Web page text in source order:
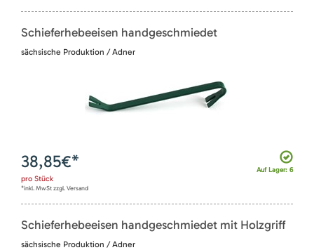
Schieferhebeeisen handgeschmiedet
sächsische Produktion / Adner
Auf Lager: 6
38,85€*
pro Stück
*inkl. MwSt zzgl. Versand
Schieferhebeeisen handgeschmiedet mit Holzgriff
sächsische Produktion / Adner